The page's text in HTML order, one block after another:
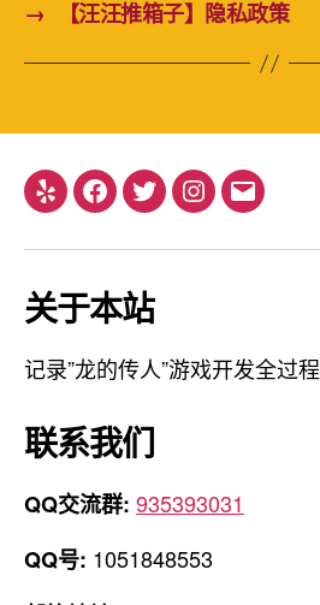
→
【汪汪推箱子】隐私政策
Yelp Facebook
TwitterInstagram
电
址
关于本站
记录”龙的传人”游戏开发全过程
联系我们
QQ交流群: 935393031
QQ号: 1051848553